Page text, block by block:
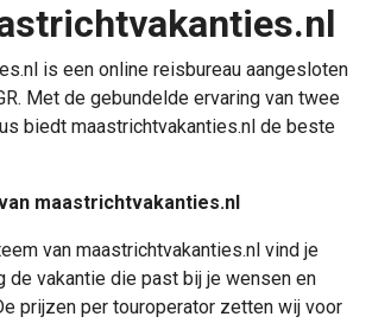
is een online reisbureau aangesloten
Met de gebundelde ervaring van twee
biedt maastrichtvakanties.nl de beste
maastrichtvakanties.nl
van maastrichtvakanties.nl vind je
de vakantie die past bij je wensen en
prijzen per touroperator zetten wij voor